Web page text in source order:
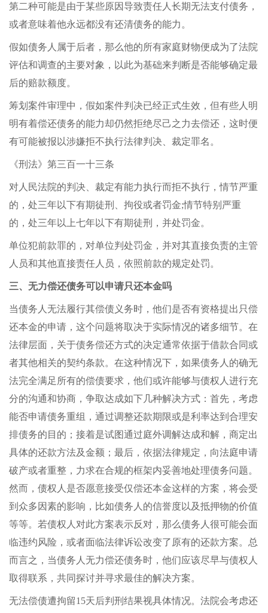
第二种可能是由于某些原因导致责任人长期无法支付债务，
或者意味着他永远都没有还清债务的能力。
假如债务人属于后者，那么他的所有家庭财物便成为了法院
评估和调查的主要对象，以此为基础来判断是否能够确定最
后的赔款额度。
筹划案件审理中，假如案件判决已经正式生效，但有些人明
明有着偿还债务的能力却仍然拒绝尽己之力去偿还，这时便
有可能被报以涉嫌拒不执行法律判决、裁定罪名。
《刑法》第三百一十三条
对人民法院的判决、裁定有能力执行而拒不执行，情节严重
的，处三年以下有期徒刑、拘役或者罚金;情节特别严重
的，处三年以上七年以下有期徒刑，并处罚金。
单位犯前款罪的，对单位判处罚金，并对其直接负责的主管
人员和其他直接责任人员，依照前款的规定处罚。
三、无力偿还债务可以申请只还本金吗
当债务人无法履行其偿债义务时，他们是否有资格提出只偿
还本金的申请，这个问题将取决于实际情况的诸多细节。在
法律层面，关于债务偿还方式的决定通常依据于借款合同或
者其他相关的契约条款。在这种情况下，如果债务人的确无
法完全满足所有的偿债要求，他们或许能够与债权人进行充
分的沟通和协商，争取达成如下几种解决方式：首先，考虑
能否申请债务重组，通过调整还款期限或是利率达到合理安
排债务的目的；接着是试图通过庭外调解达成和解，商定出
具体的还款方法及金额；最后，依据法律规定，向法庭申请
破产或者重整，力求在合规的框架内妥善地处理债务问题。
然而，债权人是否愿意接受仅偿还本金这样的方案，将会受
到众多因素的影响，比如债务人的信誉度以及抵押物的价值
等等。若债权人对此方案表示反对，那么债务人很可能会面
临违约风险，或者面临法律诉讼改变了原有的还款方案。总
而言之，当债务人无力偿还债务时，他们应该尽早与债权人
取得联系，共同探讨并寻求最佳的解决方案。
无法偿债遭拘留15天后判刑结果视具体情况。法院会考虑还